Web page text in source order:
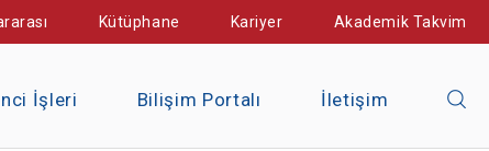
Kütüphane Kariyer Akademik Takvim
İşleri Bilişim Portalı İletişim